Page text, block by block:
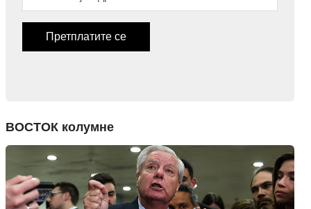
Претплатите се
ВОСТОК колумне